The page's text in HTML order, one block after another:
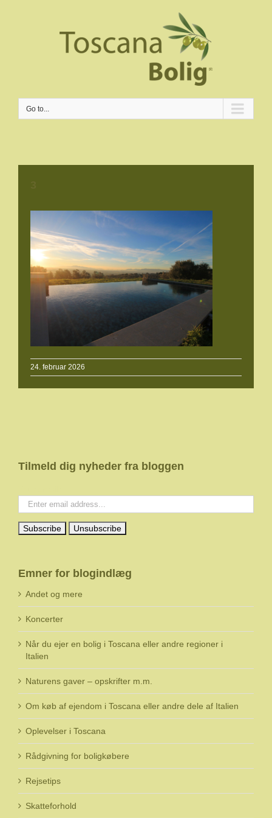
Go to...
24. februar 2026
Tilmeld dig nyheder fra bloggen
Emner for blogindlæg
Andet og mere
Koncerter
Når du ejer en bolig i Toscana eller andre regioner i
Italien
Naturens gaver – opskrifter m.m.
Om køb af ejendom i Toscana eller andre dele af Italien
Oplevelser i Toscana
Rådgivning for boligkøbere
Rejsetips
Skatteforhold